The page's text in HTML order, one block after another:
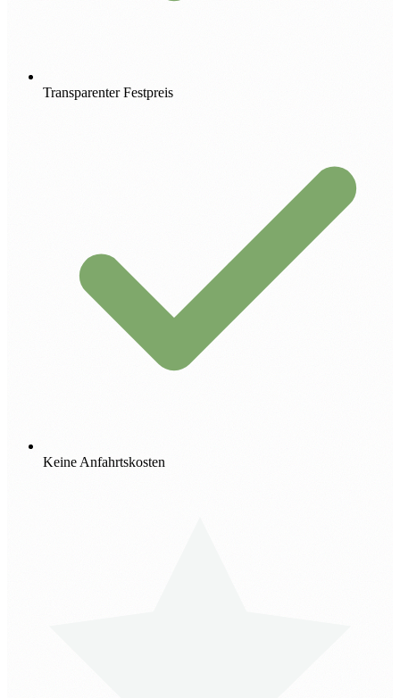
Transparenter Festpreis
Keine Anfahrtskosten